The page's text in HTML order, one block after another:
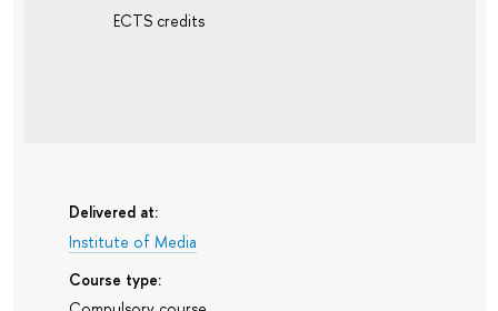
ECTS credits
Delivered at:
Institute of Media
Course type: